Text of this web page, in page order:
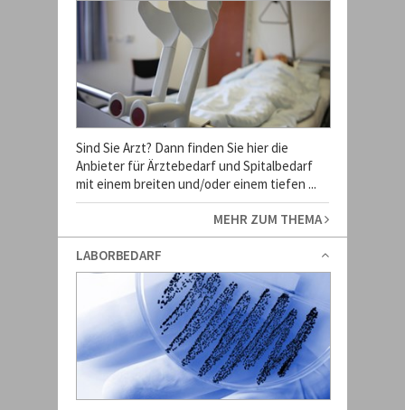
Sind Sie Arzt? Dann finden Sie hier die
Anbieter für Ärztebedarf und Spitalbedarf
mit einem breiten und/oder einem tiefen ...
MEHR ZUM THEMA
LABORBEDARF